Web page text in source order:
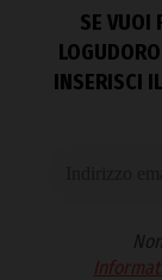
SE VUOI
INSERISCI